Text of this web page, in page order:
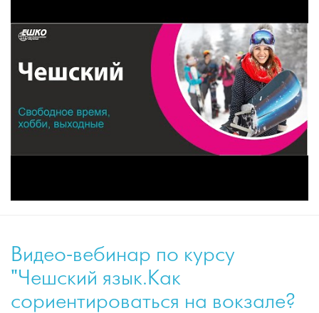
Видео-вебинар по курсу
"Чешский язык.Как
сориентироваться на вокзале?